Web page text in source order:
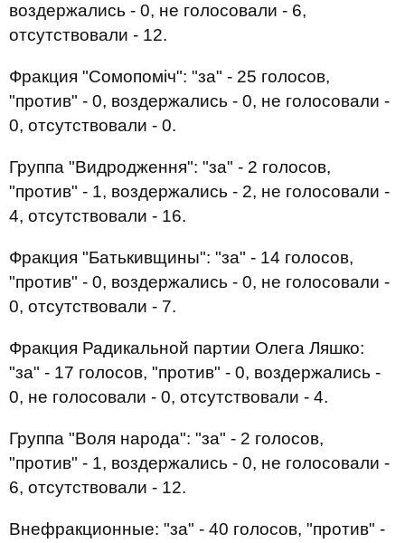
воздержались - 0, не голосовали - 6,
отсутствовали - 12.
Фракция "Сомопоміч": "за" - 25 голосов,
"против" - 0, воздержались - 0, не голосовали -
0, отсутствовали - 0.
Группа "Видродження": "за" - 2 голосов,
"против" - 1, воздержались - 2, не голосовали -
4, отсутствовали - 16.
Фракция "Батькивщины": "за" - 14 голосов,
"против" - 0, воздержались - 0, не голосовали -
0, отсутствовали - 7.
Фракция Радикальной партии Олега Ляшко:
"за" - 17 голосов, "против" - 0, воздержались -
0, не голосовали - 0, отсутствовали - 4.
Группа "Воля народа": "за" - 2 голосов,
"против" - 1, воздержались - 0, не голосовали -
6, отсутствовали - 12.
Внефракционные: "за" - 40 голосов, "против" -